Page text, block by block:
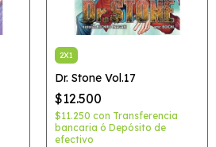
2X1
Dr. Stone Vol.17
$12.500
$11.250 con Transferencia
bancaria ó Depósito de
efectivo